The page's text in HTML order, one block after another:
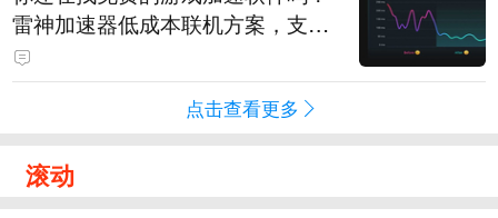
雷神加速器低成本联机方案，支持
免费试用
点击查看更多
滚动